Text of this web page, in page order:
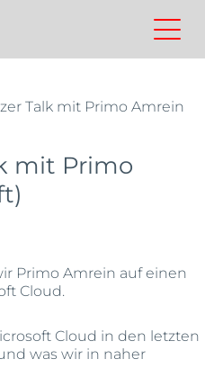
Talk mit Primo Amrein
mit Primo
Primo Amrein auf einen
Cloud.
Cloud in den letzten
was wir in naher